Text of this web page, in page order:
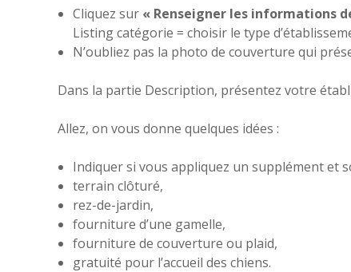
Cliquez sur « Renseigner les informations
Listing catégorie = choisir le type
N’oubliez pas la photo de couverture qui
Dans la partie Description, présentez votre
Allez, on vous donne quelques idées :
Indiquer si vous appliquez un supplément et
terrain clôturé,
rez-de-jardin,
fourniture d’une gamelle,
fourniture de couverture ou plaid,
gratuité pour l’accueil des chiens.